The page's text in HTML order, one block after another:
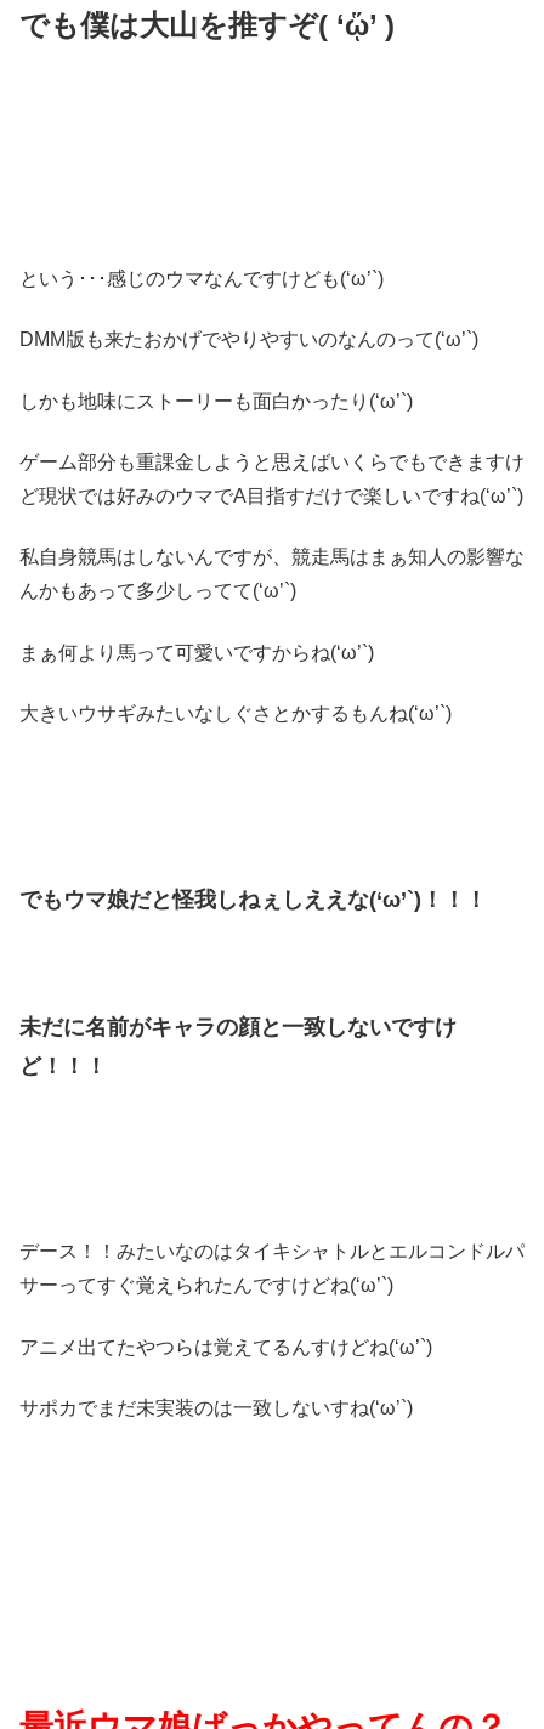
でも僕は大山を推すぞ( ‘ᾥ’ )
という･･･感じのウマなんですけども(‘ω’`)
DMM版も来たおかげでやりやすいのなんのって(‘ω’`)
しかも地味にストーリーも面白かったり(‘ω’`)
ゲーム部分も重課金しようと思えばいくらでもできますけ
ど現状では好みのウマでA目指すだけで楽しいですね(‘ω’`)
私自身競馬はしないんですが、競走馬はまぁ知人の影響な
んかもあって多少しってて(‘ω’`)
まぁ何より馬って可愛いですからね(‘ω’`)
大きいウサギみたいなしぐさとかするもんね(‘ω’`)
でもウマ娘だと怪我しねぇしええな(‘ω’`)！！！
未だに名前がキャラの顔と一致しないですけ
ど！！！
デース！！みたいなのはタイキシャトルとエルコンドルパ
サーってすぐ覚えられたんですけどね(‘ω’`)
アニメ出てたやつらは覚えてるんすけどね(‘ω’`)
サポカでまだ未実装のは一致しないすね(‘ω’`)